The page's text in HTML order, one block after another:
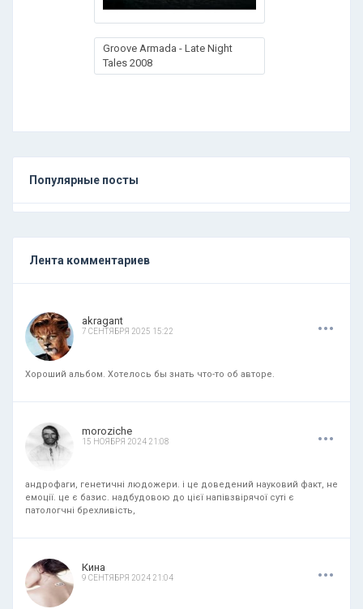
Groove Armada - Late Night
Tales 2008
Популярные посты
Лента комментариев
akragant
7 СЕНТЯБРЯ 2025 15:22 ...
Хороший альбом. Хотелось бы знать что-то об авторе.
moroziche
15 НОЯБРЯ 2024 21:08 ...
андрофаги, генетичні людожери. і це доведений науковий факт, не
емоції. це є базис. надбудовою до цієї напівзвірячої суті є
патологчні брехливість,
Кина
9 СЕНТЯБРЯ 2024 21:04 ...